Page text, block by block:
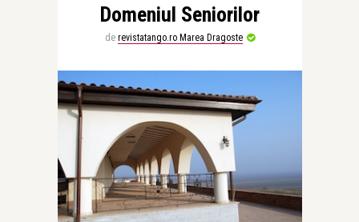
Domeniul Seniorilor
de revistatango.ro Marea Dragoste